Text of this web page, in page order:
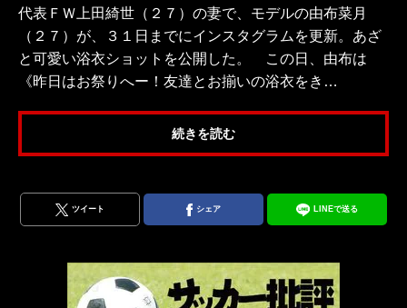
代表ＦＷ上田綺世（２７）の妻で、モデルの由布菜月
（２７）が、３１日までにインスタグラムを更新。あざ
と可愛い浴衣ショットを公開した。 この日、由布は
《昨日はお祭りへー！友達とお揃いの浴衣をき…
続きを読む
ツイート シェア LINEで送る